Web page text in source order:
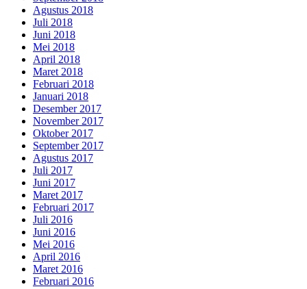
Agustus 2018
Juli 2018
Juni 2018
Mei 2018
April 2018
Maret 2018
Februari 2018
Januari 2018
Desember 2017
November 2017
Oktober 2017
September 2017
Agustus 2017
Juli 2017
Juni 2017
Maret 2017
Februari 2017
Juli 2016
Juni 2016
Mei 2016
April 2016
Maret 2016
Februari 2016